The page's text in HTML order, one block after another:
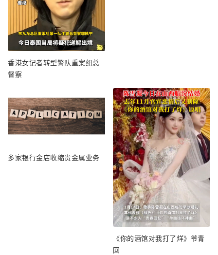
香港女记者转型警队重案组总
督察
多家银行金店收缩贵金属业务
《你的酒馆对我打了烊》爷青
回